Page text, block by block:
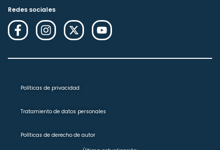
Redes sociales
Políticas de privacidad
Tratamiento de datos personales
Políticas de derecho de autor